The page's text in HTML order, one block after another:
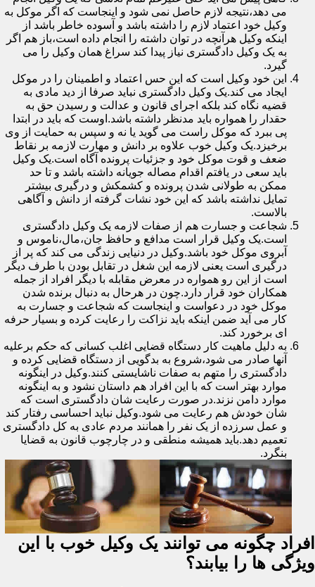
می دهد،نتیجه لازم حاصل نمی شود و اینجاست که اگر موکل به
وکیل خود اعتماد لازم را داشته باشد و آسوده خاطر باشد از
اینکه وکیل هرآنچه در توان داشته را انجام داده است،باز هم اگر
به یک وکیل دادگستری نیاز پیدا کند سراغ همان وکیل را می
گیرد.
این خود وکیل است که این حس اعتماد و اطمینان را در موکل
ایجاد می کند.یک وکیل دادگستری نباید صرفا از دید مادی به
قضیه نگاه کند بلکه اجرای قانون و عدالت و رسیدن حق به
حقدار را همواره باید مدنظر داشته باشد.اوست که باید در ابتدا
پی ببرد که موکل راست می گوید یا نه و سپس به حمایت از وی
برخیزد.یک وکیل خوب علاوه بر دانش و مهارت لازمه بر نقاط
ضعف و قوت موکل خود و جزئیات پرونده آگاه است.یک وکیل
باید سعی در یافتم اقدام مصاله جویانه داشته باشد و تا حد
ممکن به طولانی شدن پرونده و کشمکش و درگیری بیشتر
تمایل نداشته باشد که این خود نشات گرفته از دانش و آگاهی
بالاست.
شجاعت و جسارت هم از صفات لازمه یک وکیل دادگستری
است.یک وکیل قرار است مدافع و حافظ جان،مال،ناموس و
آبروی موکل خود باشد.وکیل در دنیایی زندگی می کند که پر از
درگیری است یعنی لازمه این شغل در تقابل بودن با طرف دیگر
است از این رو همواره در معرض مقابله با دیگر افراد از جمله
همکاران خود قرار دارد.چون در هرحال به دنبال برنده شدن
موکل خود در دعواست و اینجاست که شجاعت و جسارت به
کار می آید ضمن اینکه باید نزاکت را رعایت کرده و بسیار حرفه
ای برخورد کند.
به دلیل ماهیت کار دستگاه قضایی اغلب کسانی که حکم برعلیه
آنها صادر می شود،شروع به بدگویی از دستگاه قضایی کرده و
دادگستری را متهم به صفات ناشایستی کنند.وکیل در اینگونه
موارد بهتر است که با این افراد هم داستان نشود و به اینگونه
موارد دامن نزند.در صورت رعایت شان دادگستری است که
شان خودش هم رعایت می شود.وکیل نباید احساسی رفتار کند
و عمل سرزده از یک نفر را همانند مردم عادی به کل دادگستری
تعمیم دهد.باید همیشه منطقی و در چارچوب قانون به قضایا
بنگرد.
افراد چگونه می توانند یک وکیل خوب با این
ویژگی ها را بیابند؟